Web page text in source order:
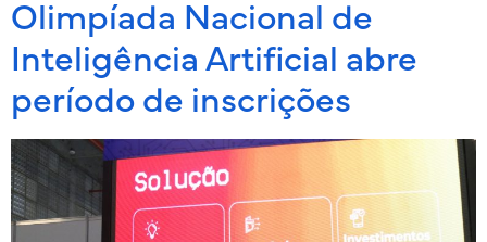
Olimpíada Nacional de
Inteligência Artificial abre
período de inscrições